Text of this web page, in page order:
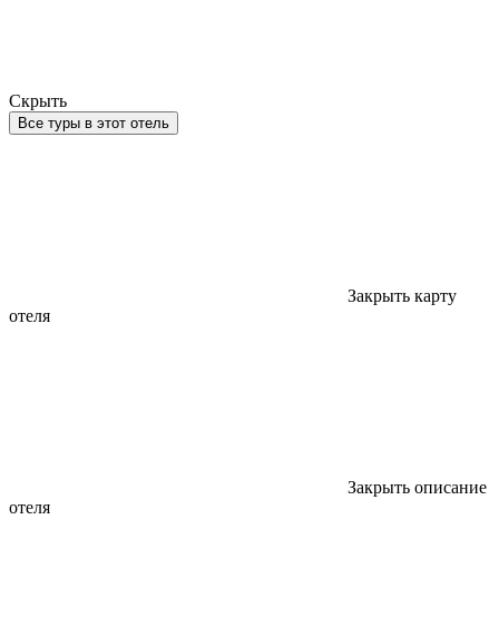
Скрыть
Все туры в этот отель
Закрыть карту
отеля
Закрыть описание
отеля